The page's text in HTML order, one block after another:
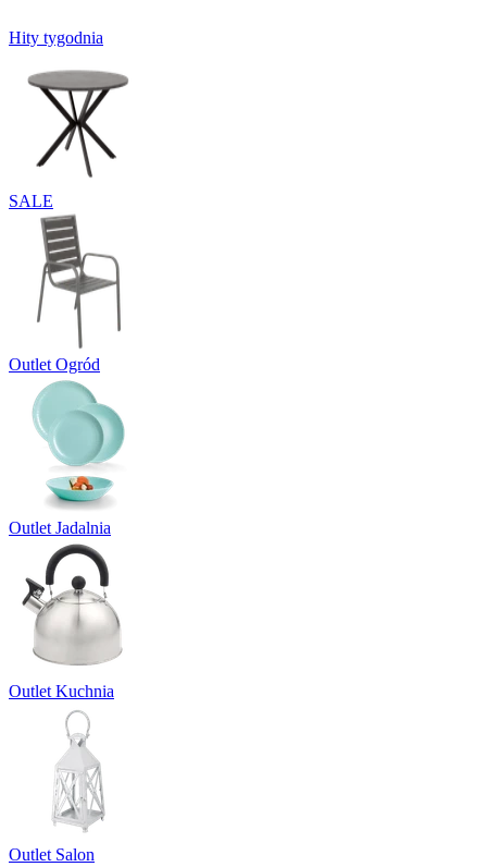
Hity tygodnia
SALE
Outlet Ogród
Outlet Jadalnia
Outlet Kuchnia
Outlet Salon